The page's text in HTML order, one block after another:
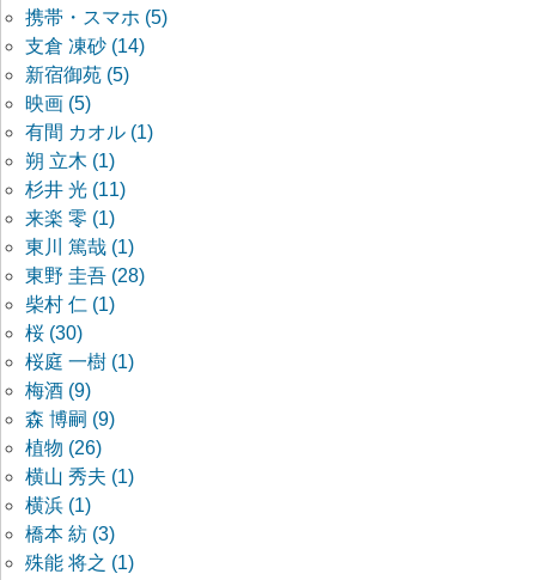
携帯・スマホ (5)
支倉 凍砂 (14)
新宿御苑 (5)
映画 (5)
有間 カオル (1)
朔 立木 (1)
杉井 光 (11)
来楽 零 (1)
東川 篤哉 (1)
東野 圭吾 (28)
柴村 仁 (1)
桜 (30)
桜庭 一樹 (1)
梅酒 (9)
森 博嗣 (9)
植物 (26)
横山 秀夫 (1)
横浜 (1)
橋本 紡 (3)
殊能 将之 (1)